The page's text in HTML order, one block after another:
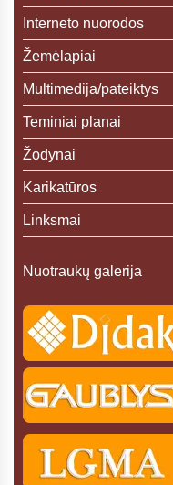
Interneto nuorodos
Žemėlapiai
Multimedija/pateiktys
Teminiai planai
Žodynai
Karikatūros
Linksmai
Nuotraukų galerija